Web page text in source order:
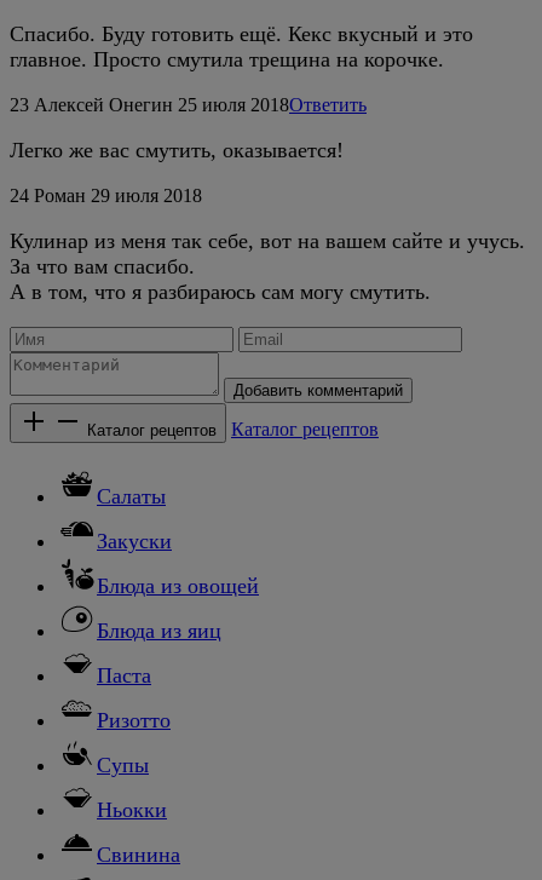
Спасибо. Буду готовить ещё. Кекс вкусный и это
главное. Просто смутила трещина на корочке.
23 Алексей Онегин 25 июля 2018Ответить
Легко же вас смутить, оказывается!
24 Роман 29 июля 2018
Кулинар из меня так себе, вот на вашем сайте и учусь.
За что вам спасибо.
А в том, что я разбираюсь сам могу смутить.
Добавить комментарий
Каталог рецептов Каталог рецептов
Салаты
Закуски
Блюда из овощей
Блюда из яиц
Паста
Ризотто
Супы
Ньокки
Свинина